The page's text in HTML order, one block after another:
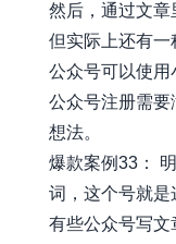
然后，通过文章
但实际上还有一
公众号可以使用
公众号注册需要
想法。
爆款案例33：
词，这个号就
有些公众号写文